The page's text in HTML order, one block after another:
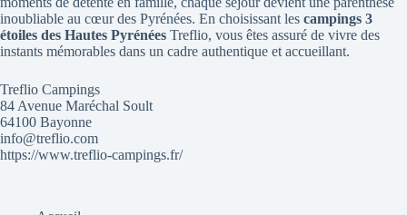
inoubliable au cœur des Pyrénées. En choisissant les campings 3
étoiles des Hautes Pyrénées Treflio, vous êtes assuré de vivre des
instants mémorables dans un cadre authentique et accueillant.
Treflio Campings
84 Avenue Maréchal Soult
64100 Bayonne
info@treflio.com
https://www.treflio-campings.fr/